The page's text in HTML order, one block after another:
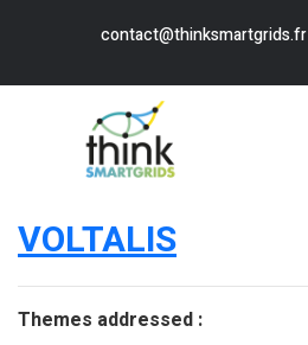
contact@thinksmartgrids.fr
VOLTALIS
Themes addressed :